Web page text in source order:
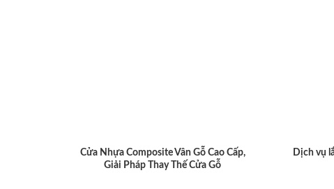
Cửa Nhựa Composite Vân Gỗ Cao Cấp,
Giải Pháp Thay Thế Cửa Gỗ
Dịch vụ